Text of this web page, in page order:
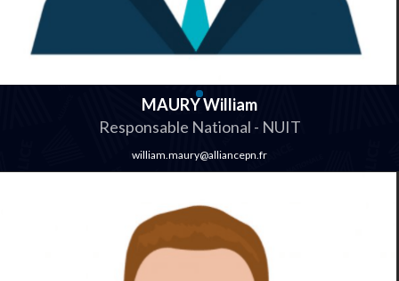
MAURY William
Responsable National - NUIT
william.maury@alliancepn.fr